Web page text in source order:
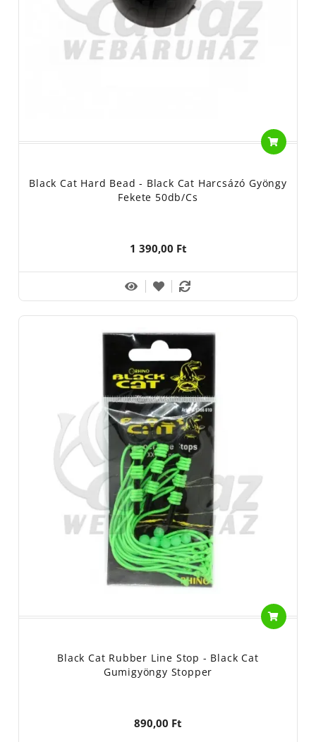
Black Cat Hard Bead - Black Cat Harcsázó Gyöngy
Fekete 50db/cs
1 390,00 Ft
Black Cat Rubber Line Stop - Black Cat
Gumigyöngy Stopper
890,00 Ft